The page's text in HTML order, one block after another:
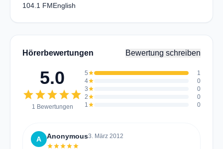
104.1 FMEnglish
Hörerbewertungen Bewertung schreiben
5.0
starstarstarstarstar
1 Bewertungen
5star
1
4star
0
3star
0
2star
0
1star 0
A Anonymous3. März 2012
starstarstarstarstar